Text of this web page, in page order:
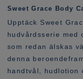
Sweet Grace Body
Upptäck Sweet
hudvårdsserie med
som redan älskas
denna
handtvål, hudlotion